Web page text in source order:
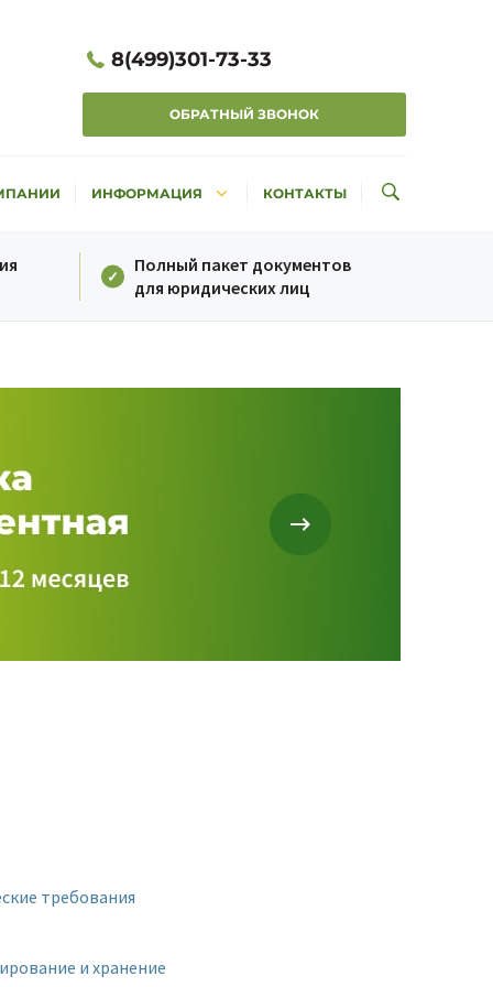
8(499)301-73-33
ОБРАТНЫЙ ЗВОНОК
ИНФОРМАЦИЯ keyboard_arrow_down КОНТАКТЫ
Полный пакет документов
для юридических лиц
требования
и хранение